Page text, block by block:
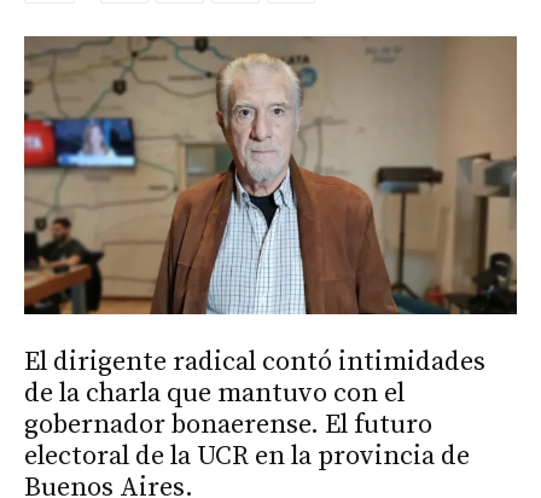
El dirigente radical contó intimidades
de la charla que mantuvo con el
gobernador bonaerense. El futuro
electoral de la UCR en la provincia de
Buenos Aires.